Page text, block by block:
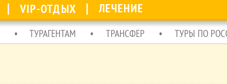
VIP-ОТДЫХ ЛЕЧЕНИЕ
ТУРАГЕНТАМ ТРАНСФЕР ТУРЫ ПО